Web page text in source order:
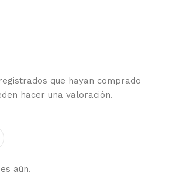
aún.
que hayan comprado
hacer una valoración.